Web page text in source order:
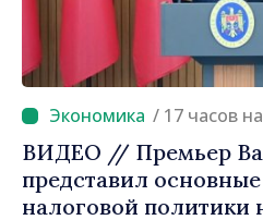
/ 17 часов
ВИДЕО // Премьер
представил
налоговой политики